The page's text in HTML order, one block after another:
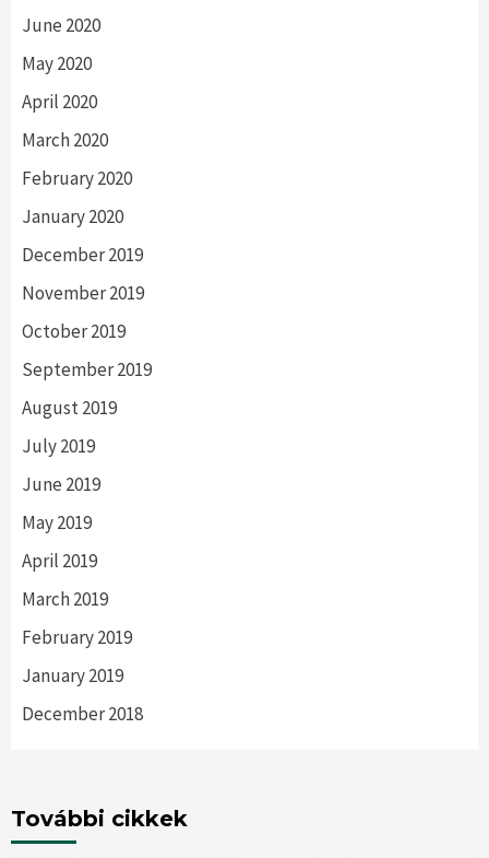
June 2020
May 2020
April 2020
March 2020
February 2020
January 2020
December 2019
November 2019
October 2019
September 2019
August 2019
July 2019
June 2019
May 2019
April 2019
March 2019
February 2019
January 2019
December 2018
További cikkek